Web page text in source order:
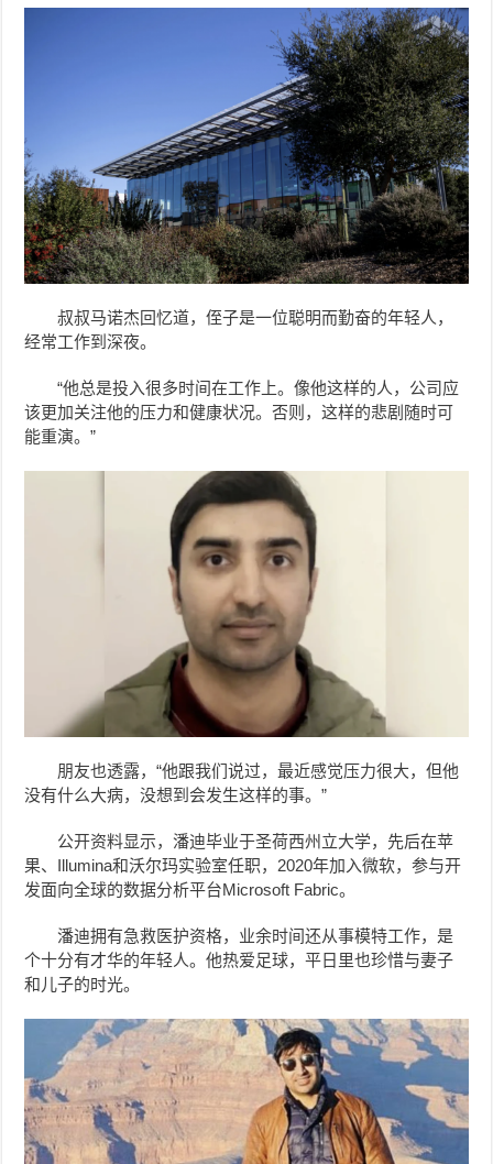
叔叔马诺杰回忆道，侄子是一位聪明而勤奋的年轻人，
经常工作到深夜。
“他总是投入很多时间在工作上。像他这样的人，公司应
该更加关注他的压力和健康状况。否则，这样的悲剧随时可
能重演。”
朋友也透露，“他跟我们说过，最近感觉压力很大，但他
没有什么大病，没想到会发生这样的事。”
公开资料显示，潘迪毕业于圣荷西州立大学，先后在苹
果、Illumina和沃尔玛实验室任职，2020年加入微软，参与开
发面向全球的数据分析平台Microsoft Fabric。
潘迪拥有急救医护资格，业余时间还从事模特工作，是
个十分有才华的年轻人。他热爱足球，平日里也珍惜与妻子
和儿子的时光。